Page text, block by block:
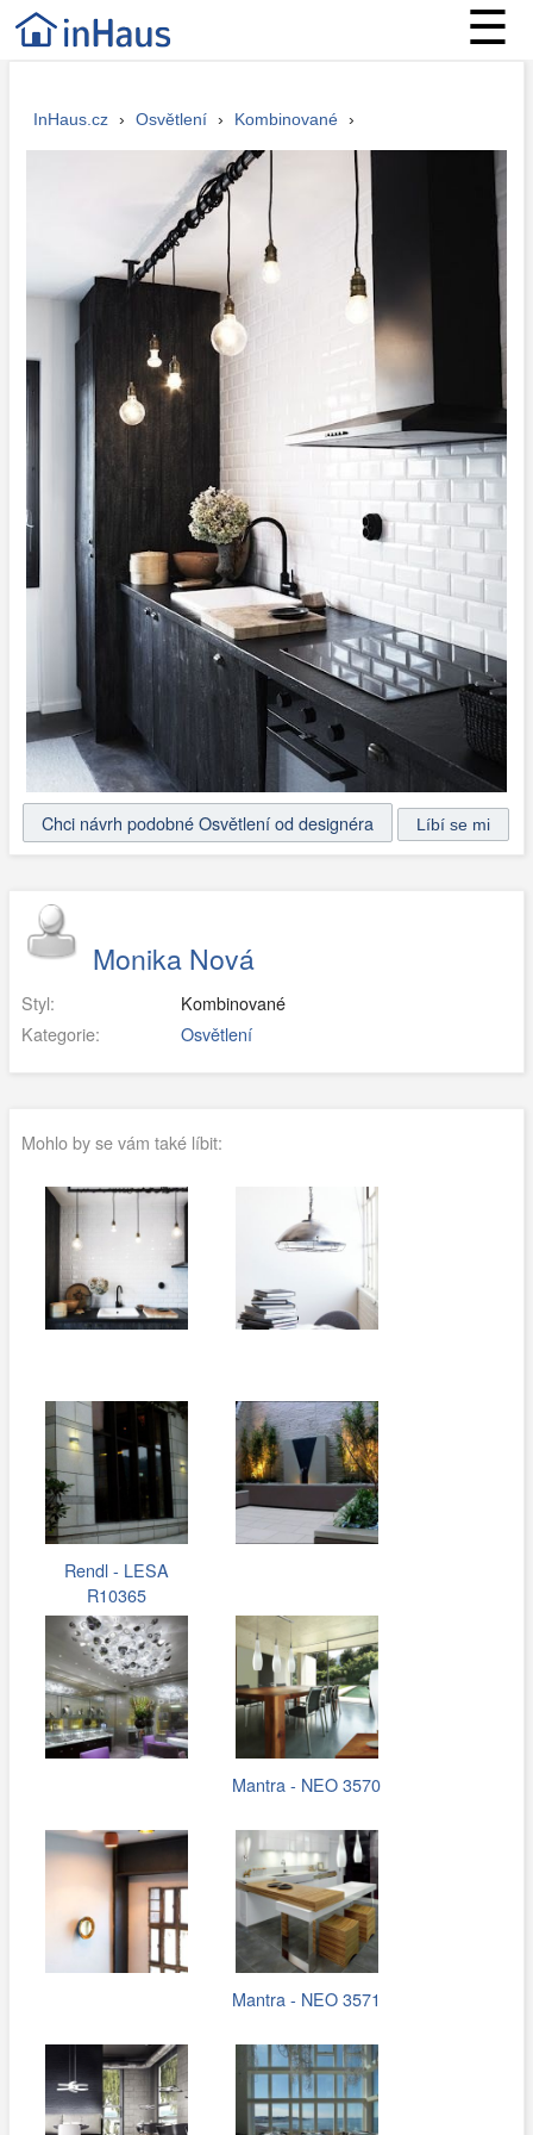
☰
InHaus.cz › Osvětlení › Kombinované ›
Chci návrh podobné Osvětlení od designéra
Monika Nová
Styl:
Kombinované
Kategorie:
Osvětlení
Mohlo by se vám také líbit:
Rendl - LESA
R10365
Mantra - NEO 3570
Mantra - NEO 3571